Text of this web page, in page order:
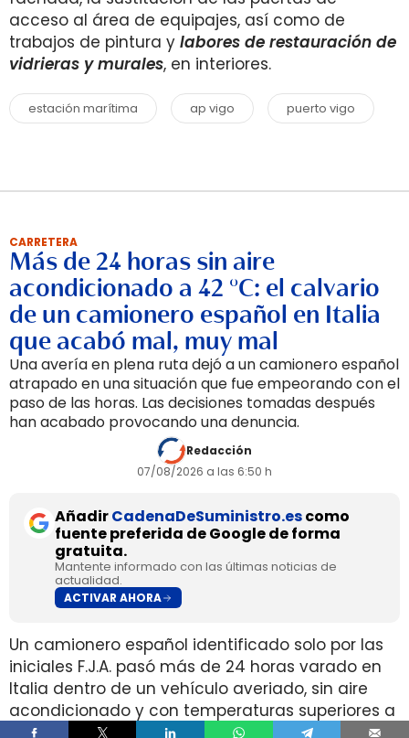
acceso al área de equipajes, así como de
trabajos de pintura y labores de restauración de
vidrieras y murales, en interiores.
estación marítima ap vigo puerto vigo
CARRETERA
Más de 24 horas sin aire
acondicionado a 42 °C: el calvario
de un camionero español en Italia
que acabó mal, muy mal
Una avería en plena ruta dejó a un camionero español
atrapado en una situación que fue empeorando con el
paso de las horas. Las decisiones tomadas después
han acabado provocando una denuncia.
Redacción
07/08/2026 a las 6:50 h
AñadirCadenaDeSuministro.escomo
fuente preferida de Google de forma
gratuita.
Mantente informado con las últimas noticias de
actualidad.
ACTIVAR AHORA
Un camionero español identificado solo por las
iniciales F.J.A. pasó más de 24 horas varado en
Italia dentro de un vehículo averiado, sin aire
acondicionado y con temperaturas superiores a
42°C, después de que la empresa le ordenara